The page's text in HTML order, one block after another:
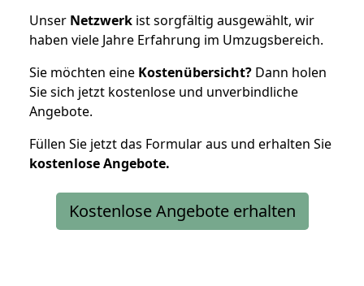
Unser Netzwerk ist sorgfältig ausgewählt, wir
haben viele Jahre Erfahrung im Umzugsbereich.
Sie möchten eine Kostenübersicht? Dann holen
Sie sich jetzt kostenlose und unverbindliche
Angebote.
Füllen Sie jetzt das Formular aus und erhalten Sie
kostenloseAngebote.
Kostenlose Angebote erhalten